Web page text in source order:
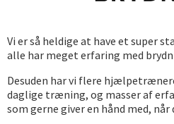
Vi er så heldige at have et super
alle har meget erfaring med
Desuden har vi flere
daglige træning, og masser af
som gerne giver en hånd med,